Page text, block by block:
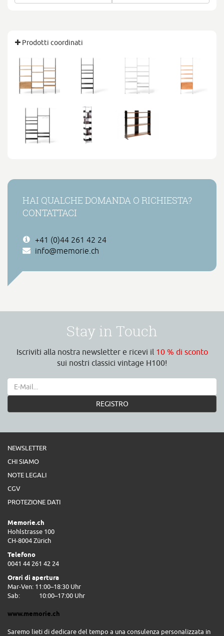
Prodotti coordinati
HAI QUALCHE DOMANDA O RICHIESTA?
CONTATTACI
+41 (0)44 261 42 24
info@memorie.ch
Stay in Touch
Iscriviti alla nostra newsletter e ricevi il 10 % di sconto
sui nostri classici vintage H100!
REGISTRO
NEWSLETTER
CHI SIAMO
NOTE LEGALI
CGV
PROTEZIONE DATI
Memorie.ch
Hohlstrasse 100
CH-8004 Zürich
Telefono
0041 44 261 42 24
Orari di apertura
Mar-Ven: 11:00–18:30 Uhr
Sab:
10:00–17:00 Uhr
www.memorie.ch
Saremo lieti di dedicare del tempo a una consulenza personalizzata in